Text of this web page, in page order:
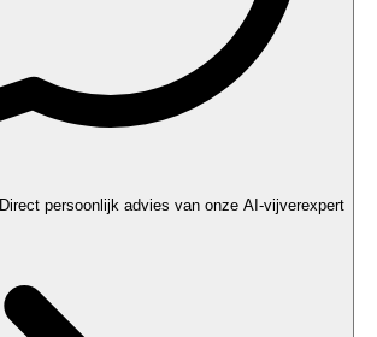
Direct persoonlijk advies van onze AI-vijverexpert